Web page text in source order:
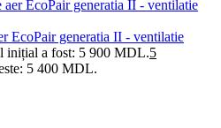
EcoPair generatia II - ventilatie
inițial a fost: 5 900 MDL.5
5 400 MDL.